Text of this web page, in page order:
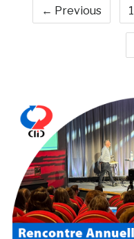
← Previous 1